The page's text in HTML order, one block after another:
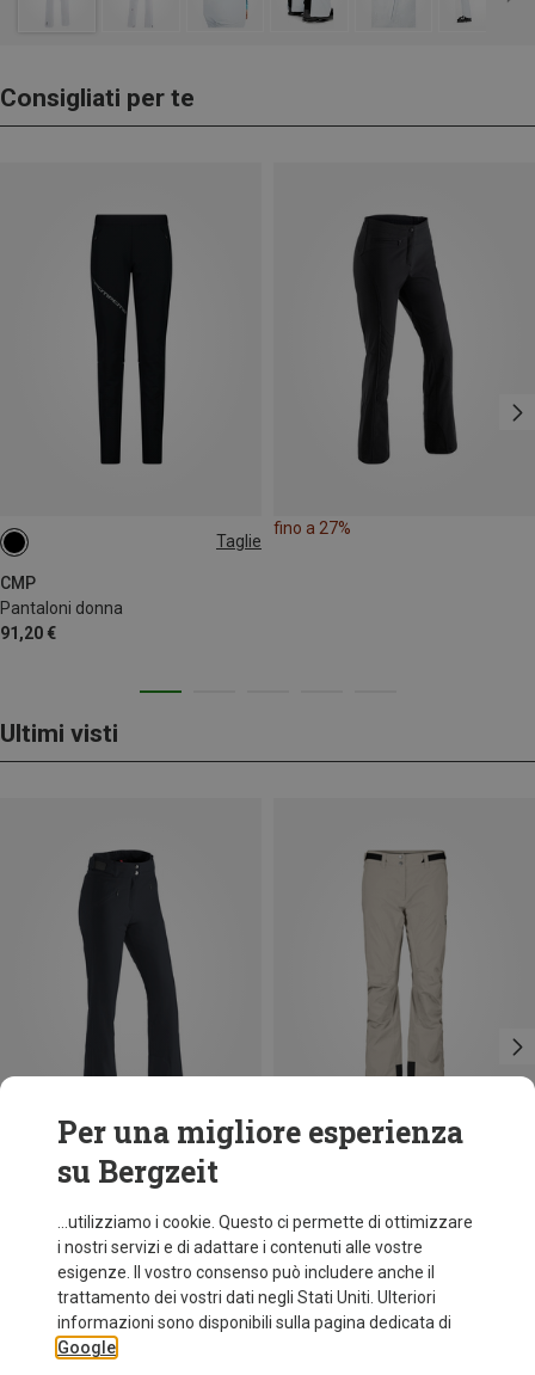
Consigliati per te
Taglie
CMP
Pantaloni donna
91,20 €
fino a 27%
Ultimi visti
fino a 49%
Per una migliore esperienza
su Bergzeit
...utilizziamo i cookie. Questo ci permette di ottimizzare
i nostri servizi e di adattare i contenuti alle vostre
esigenze. Il vostro consenso può includere anche il
trattamento dei vostri dati negli Stati Uniti. Ulteriori
informazioni sono disponibili sulla pagina dedicata di
Google